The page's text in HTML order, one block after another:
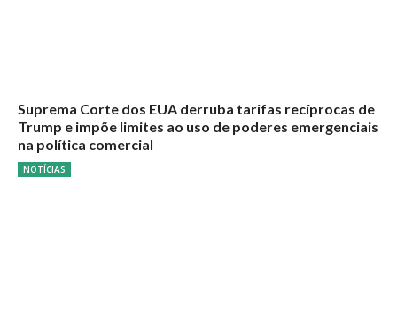
Suprema Corte dos EUA derruba tarifas recíprocas de
Trump e impõe limites ao uso de poderes emergenciais
na política comercial
NOTÍCIAS